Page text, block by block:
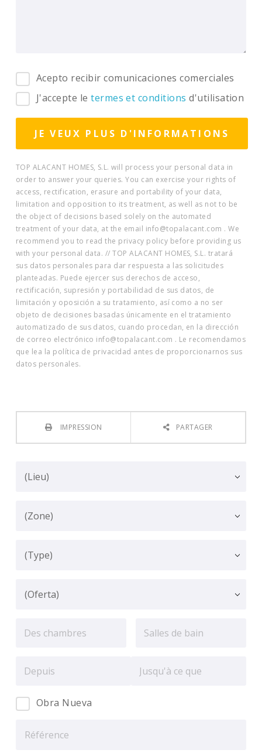
Acepto recibir comunicaciones comerciales
J'accepte letermes et conditions d'utilisation
TOP ALACANT HOMES, S.L. will process your personal data in
order to answer your queries. You can exercise your rights of
access, rectification, erasure and portability of your data,
limitation and opposition to its treatment, as well as not to be
the object of decisions based solely on the automated
treatment of your data, at the email info@topalacant.com . We
recommend you to read the privacy policy before providing us
with your personal data. // TOP ALACANT HOMES, S.L. tratará
sus datos personales para dar respuesta a las solicitudes
planteadas. Puede ejercer sus derechos de acceso,
rectificación, supresión y portabilidad de sus datos, de
limitación y oposición a su tratamiento, así como a no ser
objeto de decisiones basadas únicamente en el tratamiento
automatizado de sus datos, cuando procedan, en la dirección
de correo electrónico info@topalacant.com . Le recomendamos
que lea la política de privacidad antes de proporcionarnos sus
datos personales.
IMPRESSION PARTAGER
Obra Nueva